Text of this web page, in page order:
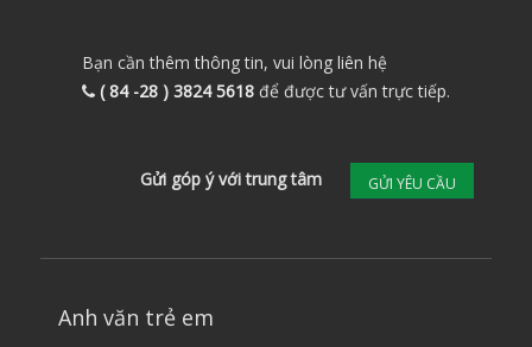
Bạn cần thêm thông tin, vui lòng liên hệ
( 84 -28 ) 3824 5618để được tư vấn trực tiếp.
Gửi góp ý với trung tâm GỬI YÊU CẦU
Anh văn trẻ em